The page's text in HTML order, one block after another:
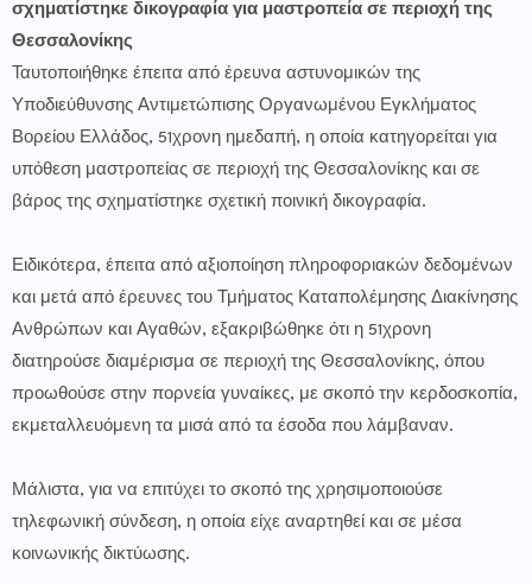
σχηματίστηκε δικογραφία για μαστροπεία σε περιοχή της
Θεσσαλονίκης
Ταυτοποιήθηκε έπειτα από έρευνα αστυνομικών της
Υποδιεύθυνσης Αντιμετώπισης Οργανωμένου Εγκλήματος
Βορείου Ελλάδος, 51χρονη ημεδαπή, η οποία κατηγορείται για
υπόθεση μαστροπείας σε περιοχή της Θεσσαλονίκης και σε
βάρος της σχηματίστηκε σχετική ποινική δικογραφία.
Ειδικότερα, έπειτα από αξιοποίηση πληροφοριακών δεδομένων
και μετά από έρευνες του Τμήματος Καταπολέμησης Διακίνησης
Ανθρώπων και Αγαθών, εξακριβώθηκε ότι η 51χρονη
διατηρούσε διαμέρισμα σε περιοχή της Θεσσαλονίκης, όπου
προωθούσε στην πορνεία γυναίκες, με σκοπό την κερδοσκοπία,
εκμεταλλευόμενη τα μισά από τα έσοδα που λάμβαναν.
Μάλιστα, για να επιτύχει το σκοπό της χρησιμοποιούσε
τηλεφωνική σύνδεση, η οποία είχε αναρτηθεί και σε μέσα
κοινωνικής δικτύωσης.